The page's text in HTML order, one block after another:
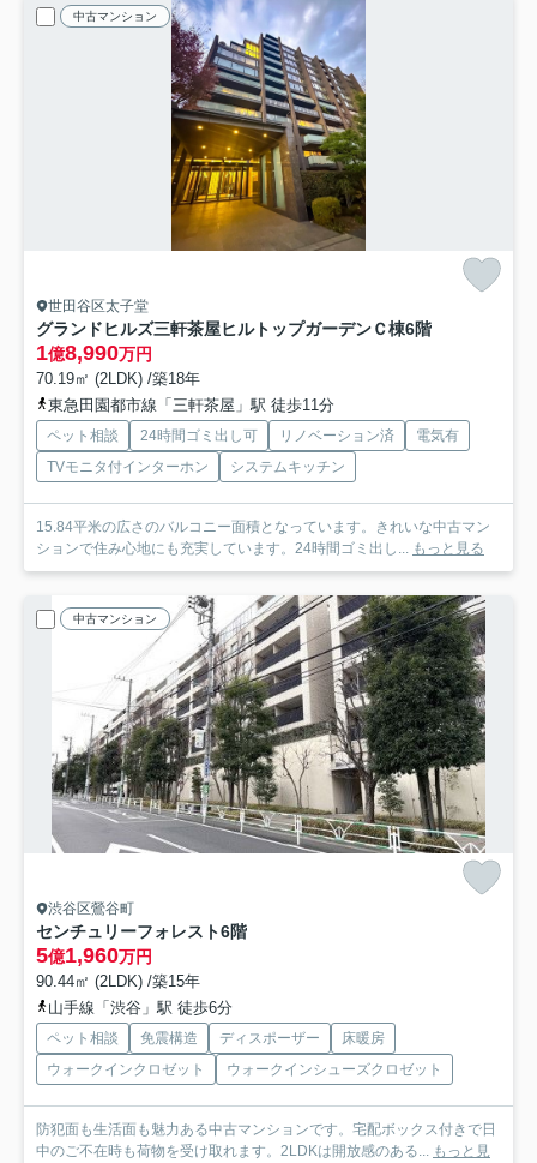
中古マンション
世田谷区太子堂
グランドヒルズ三軒茶屋ヒルトップガーデンＣ棟6階
1億8,990万円
70.19㎡ (2LDK) /築18年
東急田園都市線「三軒茶屋」駅 徒歩11分
ペット相談 24時間ゴミ出し可 リノベーション済
電気有
TVモニタ付インターホン
システムキッチン
15.84平米の広さのバルコニー面積となっています。きれいな中古マン
ションで住み心地にも充実しています。24時間ゴミ出し... もっと見る
中古マンション
渋谷区鶯谷町
センチュリーフォレスト6階
5億1,960万円
90.44㎡ (2LDK) /築15年
山手線「渋谷」駅 徒歩6分
ペット相談 免震構造 ディスポーザー
床暖房
ウォークインクロゼット
ウォークインシューズクロゼット
防犯面も生活面も魅力ある中古マンションです。宅配ボックス付きで日
中のご不在時も荷物を受け取れます。2LDKは開放感のある... もっと見